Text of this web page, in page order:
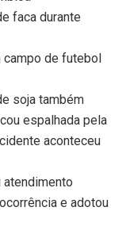
faca durante
campo de futebol
soja também
espalhada pela
aconteceu
e adotou